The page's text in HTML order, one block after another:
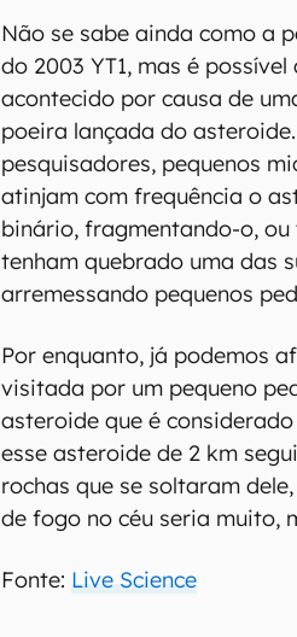
Não se sabe ainda como a
do 2003 YT1, mas é
acontecido por causa de
poeira lançada do
pesquisadores, pequenos
atinjam com frequência o
binário, fragmentando-o,
tenham quebrado uma das
arremessando pequenos
Por enquanto, já podemos
visitada por um pequeno
asteroide que é
esse asteroide de 2 km
rochas que se soltaram
de fogo no céu seria muito,
Fonte: Live Science